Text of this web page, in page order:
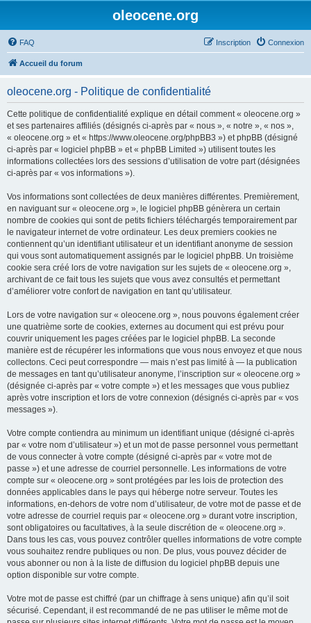
oleocene.org
FAQ Connexion
Inscription
Accueil du forum
oleocene.org - Politique de confidentialité
Cette politique de confidentialité explique en détail comment « oleocene.org »
et ses partenaires affiliés (désignés ci-après par « nous », « notre », « nos »,
« oleocene.org » et « https://www.oleocene.org/phpBB3 ») et phpBB (désigné
ci-après par « logiciel phpBB » et « phpBB Limited ») utilisent toutes les
informations collectées lors des sessions d’utilisation de votre part (désignées
ci-après par « vos informations »).
Vos informations sont collectées de deux manières différentes. Premièrement,
en naviguant sur « oleocene.org », le logiciel phpBB génèrera un certain
nombre de cookies qui sont de petits fichiers téléchargés temporairement par
le navigateur internet de votre ordinateur. Les deux premiers cookies ne
contiennent qu’un identifiant utilisateur et un identifiant anonyme de session
qui vous sont automatiquement assignés par le logiciel phpBB. Un troisième
cookie sera créé lors de votre navigation sur les sujets de « oleocene.org »,
archivant de ce fait tous les sujets que vous avez consultés et permettant
d’améliorer votre confort de navigation en tant qu’utilisateur.
Lors de votre navigation sur « oleocene.org », nous pouvons également créer
une quatrième sorte de cookies, externes au document qui est prévu pour
couvrir uniquement les pages créées par le logiciel phpBB. La seconde
manière est de récupérer les informations que vous nous envoyez et que nous
collectons. Ceci peut correspondre — mais n’est pas limité à — la publication
de messages en tant qu’utilisateur anonyme, l’inscription sur « oleocene.org »
(désignée ci-après par « votre compte ») et les messages que vous publiez
après votre inscription et lors de votre connexion (désignés ci-après par « vos
messages »).
Votre compte contiendra au minimum un identifiant unique (désigné ci-après
par « votre nom d’utilisateur ») et un mot de passe personnel vous permettant
de vous connecter à votre compte (désigné ci-après par « votre mot de
passe ») et une adresse de courriel personnelle. Les informations de votre
compte sur « oleocene.org » sont protégées par les lois de protection des
données applicables dans le pays qui héberge notre serveur. Toutes les
informations, en-dehors de votre nom d’utilisateur, de votre mot de passe et de
votre adresse de courriel requis par « oleocene.org » durant votre inscription,
sont obligatoires ou facultatives, à la seule discrétion de « oleocene.org ».
Dans tous les cas, vous pouvez contrôler quelles informations de votre compte
vous souhaitez rendre publiques ou non. De plus, vous pouvez décider de
vous abonner ou non à la liste de diffusion du logiciel phpBB depuis une
option disponible sur votre compte.
Votre mot de passe est chiffré (par un chiffrage à sens unique) afin qu’il soit
sécurisé. Cependant, il est recommandé de ne pas utiliser le même mot de